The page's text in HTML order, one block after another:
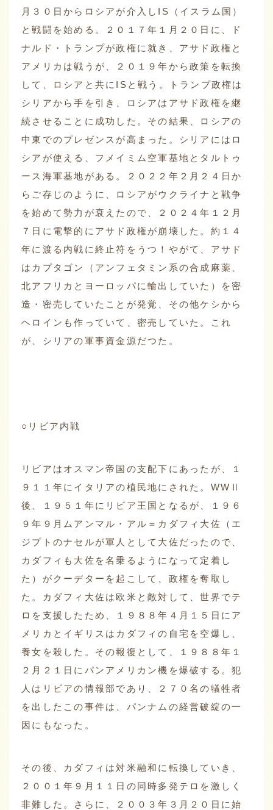
月３０日からロシアが介入しIS（イスラム国）
と戦闘を始める。２０１７年１月２０日に、ド
ナルド・トランプが政権に就き、アサド政権と
アメリカは戦うが、２０１９年から政策を転換
して、ロシアと共にISと戦う。トランプ政権は
シリアから手を引き、ロシアはアサド政権を継
続させることに成功した。その結果、ロシアの
中東でのプレゼンスが高まった。シリアにはロ
シアが使える、フメイミム空軍基地とタルトゥ
ース海軍基地がある。２０２２年２月２４日か
らご存じのように、ロシアがウクライナと戦争
を始めて勢力が衰えたので、２０２４年１２月
７日に電撃的にアサド政権が崩壊した。約１４
年に渡る内戦に終止符をうつ！やがて、アサド
はカプタゴン（アンフェタミン系の合成麻薬、
北アフリカとヨーロッパに輸出していた）を密
造・密売していたことが発覚、その他ケシから
ヘロインも作っていて、密売していた。これ
が、シリアの軍事資金源だつた。
○リビア内戦
リビアはオスマン帝国の支配下にあったが、１
９１１年にイタリアの植民地にされた。WWⅡ
後、１９５１年にリビア王国となるが、１９６
９年９月ムアンマル・アル＝カダフィ大佐（エ
ジプトのナセルが軍人として大佐だったので、
カダフィも大佐を名乗るようになって定着し
た）がクーデターを起こして、政権を奪取し
た。カダフィ大佐は欧米と敵対して、世界でテ
ロを支援したため、１９８８年４月１５日にア
メリカとイギリスはカダフィの自宅を空爆し、
養女を殺した。その報復として、１９８８年１
２月２１日にパンアメリカン機を爆破する。犯
人はリビアの情報部であり、２７０名の犠牲者
を出したこの事件は、パンナムの経営破綻の一
因にもなった。
その後、カダフィは対米融和に転換していき、
２００１年９月１１日の同時多発テロを激しく
非難した。さらに、２００３年３月２０日に始